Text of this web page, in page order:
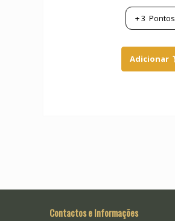
+3 Pontos
Adicionar
Contactos e Informações